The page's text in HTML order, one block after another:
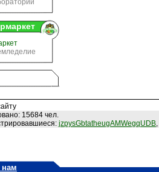
15684 чел.
jzpysGbtatheugAMWegqUDB,
нам